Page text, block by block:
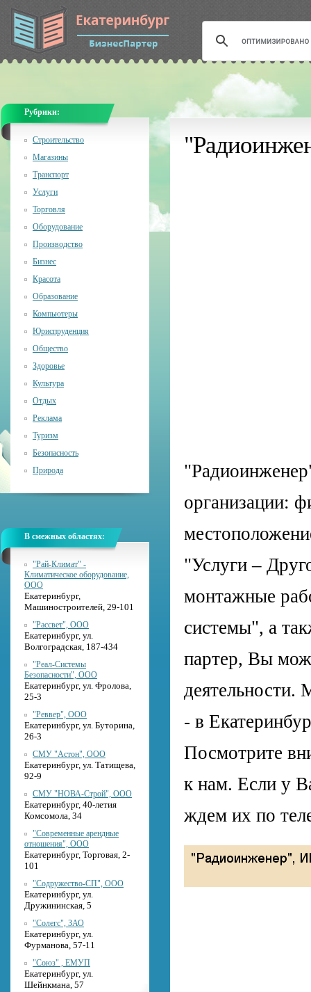
организации:
"Услуги –
монтажные
системы", а
партер, Вы
деятельности.
- в
Посмотрите
к нам. Если у
ждем их по
Рубрики:
Строительство
Магазины
Транспорт
Услуги
Торговля
Оборудование
Производство
Бизнес
Красота
Образование
Компьютеры
Юриспруденция
Общество
Здоровье
Культура
Отдых
Реклама
Туризм
Безопасность
Природа
В смежных областях:
"Рай-Климат" -
Климатическое оборудование,
ООО
Екатеринбург,
Машиностроителей, 29-101
"Рассвет", ООО
Екатеринбург, ул.
Волгоградская, 187-434
"Реал-Системы
Безопасности", ООО
Екатеринбург, ул. Фролова,
25-3
"Реввер", ООО
Екатеринбург, ул. Буторина,
26-3
СМУ "Астон", ООО
Екатеринбург, ул. Татищева,
92-9
СМУ "НОВА-Строй", ООО
Екатеринбург, 40-летия
Комсомола, 34
"Современные арендные
отношения", ООО
Екатеринбург, Торговая, 2-
101
"Содружество-СП", ООО
Екатеринбург, ул.
Дружининская, 5
"Солегс", ЗАО
Екатеринбург, ул.
Фурманова, 57-11
"Союз" , ЕМУП
Екатеринбург, ул.
Шейнкмана, 57